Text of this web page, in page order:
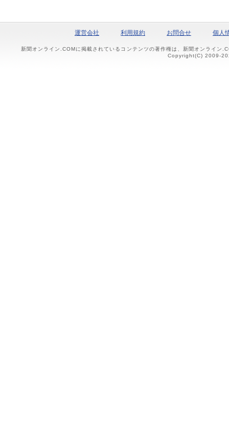
運営会社 利用規約 お問合せ 個人
新聞オンライン.COMに掲載されているコンテンツの著作権は、新聞オンライン
Copyright(C) 2009-